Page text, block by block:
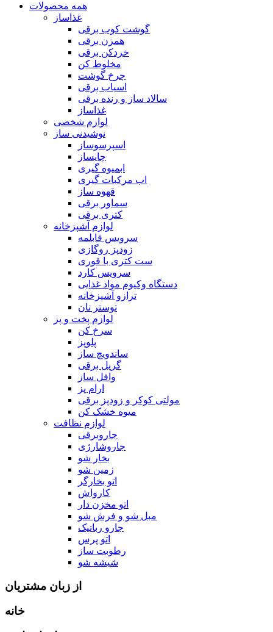
همه محصولات
غذاساز
گوشت کوب برقی
همزن برقی
خردکن برقی
مخلوط کن
چرخ گوشت
اسیاب برقی
سالاد ساز و رنده برقی
غذاساز
لوازم شخصی
نوشیدنی ساز
اسپرسوساز
چایساز
ابمیوه گیری
اب مرکبات گیری
قهوه ساز
سماور برقی
کتری برقی
لوازم آشپزخانه
سرویس قابلمه
زودپز روگازی
ست کتری با قوری
سرویس کارد
دستگاه وکیوم مواد غذایی
ترازو آشپزخانه
توستر نان
لوازم پخت و پز
سرخ کن
پلوپز
ساندویچ ساز
گریل برقی
وافل ساز
ارام پز
مولتی کوکر و زودپز برقی
میوه خشک کن
لوازم نظافت
جاروبرقی
جاروشارژی
بخار شو
زمین شو
اتو بخارگر
کارواش
اتو مخزن دار
مبل شو و فرش شو
جارو رباتیک
اتو پرس
رطوبت ساز
شیشه شو
از زبان مشتریان
خانه